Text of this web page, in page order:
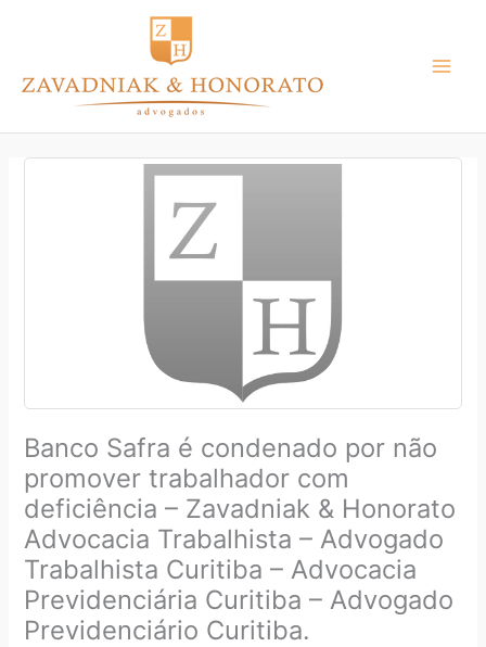
conteúdo
Banco Safra é condenado por não
promover trabalhador com
deficiência – Zavadniak & Honorato
Advocacia Trabalhista – Advogado
Trabalhista Curitiba – Advocacia
Previdenciária Curitiba – Advogado
Previdenciário Curitiba.